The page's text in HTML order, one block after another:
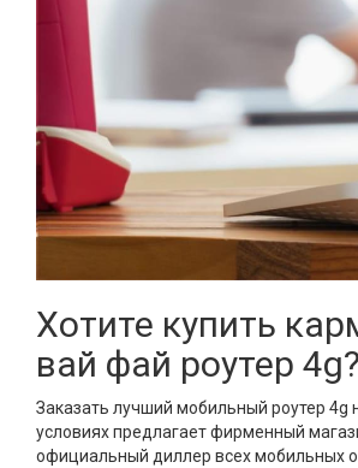
Хотите купить
вай фай роутер 4g?
Заказать лучший мобильный роутер 4g
условиях предлагает фирменный
официальный диллер всех мобильных